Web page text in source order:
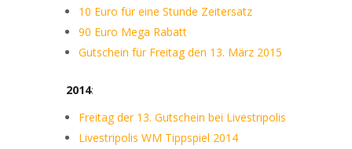
10 Euro für eine Stunde Zeitersatz
90 Euro Mega Rabatt
Gutschein für Freitag den 13. März 2015
2014:
Freitag der 13. Gutschein bei Livestripolis
Livestripolis WM Tippspiel 2014